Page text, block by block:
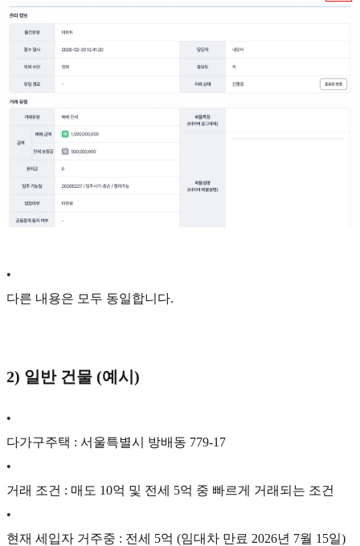
•
다른 내용은 모두 동일합니다.
2) 일반 건물 (예시)
•
다가구주택 : 서울특별시 방배동 779-17
•
거래 조건 : 매도 10억 및 전세 5억 중 빠르게 거래되는 조건
•
현재 세입자 거주중 : 전세 5억 (임대차 만료 2026년 7월 15일)